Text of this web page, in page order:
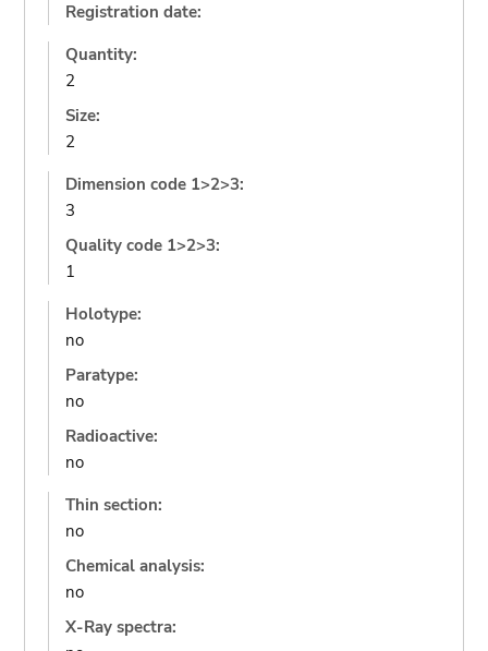
Registration date:
Quantity:
2
Size:
2
Dimension code 1>2>3:
3
Quality code 1>2>3:
1
Holotype:
no
Paratype:
no
Radioactive:
no
Thin section:
no
Chemical analysis:
no
X-Ray spectra: